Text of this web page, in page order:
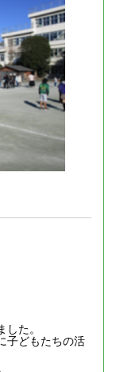
た。
子どもたちの活